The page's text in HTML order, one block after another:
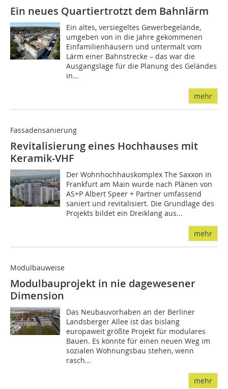
Ein neues Quartiertrotzt dem Bahnlärm
Ein altes, versiegeltes Gewerbegelände,
umgeben von in die Jahre gekommenen
Einfamilienhäusern und untermalt vom
Lärm einer Bahnstrecke – das war die
Ausgangslage für die Planung des Geländes
in...
mehr
Fassadensanierung
Revitalisierung eines Hochhauses mit
Keramik-VHF
Der Wohnhochhauskomplex The Saxxon in
Frankfurt am Main wurde nach Plänen von
AS+P Albert Speer + Partner umfassend
saniert und revitalisiert. Die Grundlage des
Projekts bildet ein Dreiklang aus...
mehr
Modulbauweise
Modulbauprojekt in nie dagewesener
Dimension
Das Neubauvorhaben an der Berliner
Landsberger Allee ist das bislang
europaweit größte Projekt für modulares
Bauen. Es könnte für einen neuen Weg im
sozialen Wohnungsbau stehen, wenn
rasch...
mehr